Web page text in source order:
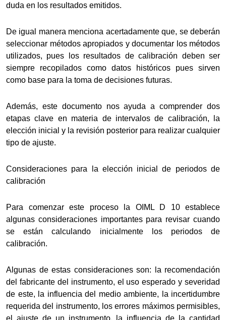
duda en los resultados emitidos.
De igual manera menciona acertadamente que, se deberán
seleccionar métodos apropiados y documentar los métodos
utilizados, pues los resultados de calibración deben ser
siempre recopilados como datos históricos pues sirven
como base para la toma de decisiones futuras.
Además, este documento nos ayuda a comprender dos
etapas clave en materia de intervalos de calibración, la
elección inicial y la revisión posterior para realizar cualquier
tipo de ajuste.
Consideraciones para la elección inicial de periodos de
calibración
Para comenzar este proceso la OIML D 10 establece
algunas consideraciones importantes para revisar cuando
se están calculando inicialmente los periodos de
calibración.
Algunas de estas consideraciones son: la recomendación
del fabricante del instrumento, el uso esperado y severidad
de este, la influencia del medio ambiente, la incertidumbre
requerida del instrumento, los errores máximos permisibles,
el ajuste de un instrumento, la influencia de la cantidad